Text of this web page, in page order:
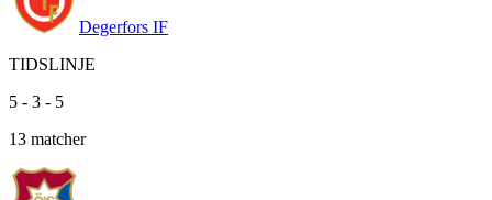
Degerfors IF
TIDSLINJE
5 - 3 - 5
13 matcher